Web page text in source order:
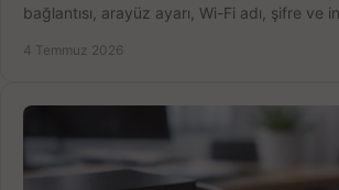
bağlantısı, arayüz ayarı, Wi-Fi adı, şifre ve
4 Temmuz 2026